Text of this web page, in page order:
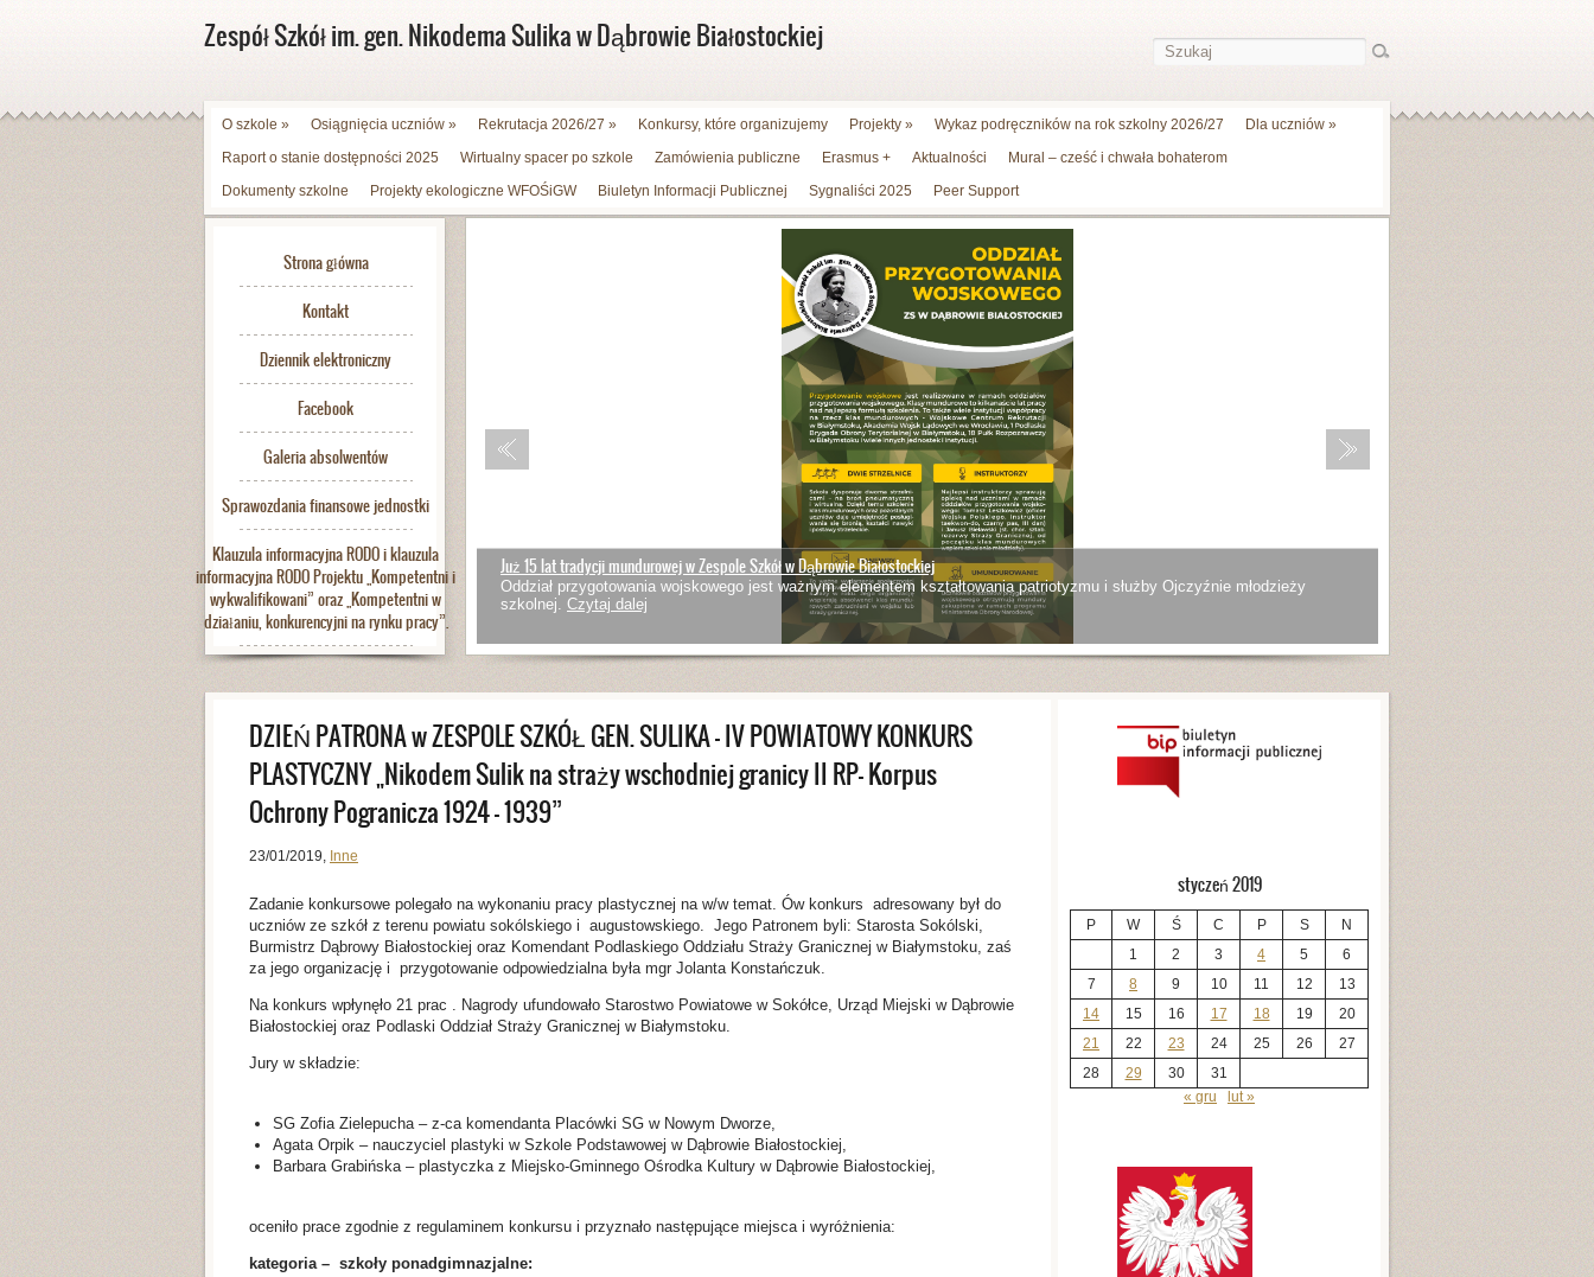
Zespół Szkół im. gen. Nikodema Sulika w Dąbrowie Białostockiej
O szkole » Osiągnięcia uczniów » Rekrutacja 2026/27 » Konkursy, które organizujemy Projekty » Wykaz podręczników na rok szkolny 2026/27 Dla uczniów »
Raport o stanie dostępności 2025
Wirtualny spacer po szkole Zamówienia publiczne Erasmus + Aktualności
Mural – cześć i chwała bohaterom
Dokumenty szkolne
Projekty ekologiczne WFOŚiGW Biuletyn Informacji Publicznej Sygnaliści 2025 Peer Support
Strona główna
Kontakt
Dziennik elektroniczny
Facebook
Galeria absolwentów
Sprawozdania finansowe jednostki
Klauzula informacyjna RODO i klauzula
informacyjna RODO Projektu „Kompetentni i
wykwalifikowani” oraz „Kompetentni w
działaniu, konkurencyjni na rynku pracy”.
Już 15 lat tradycji mundurowej w Zespole Szkół w Dąbrowie Białostockiej
Oddział przygotowania wojskowego jest ważnym elementem kształtowania patriotyzmu i służby Ojczyźnie młodzieży
szkolnej. Czytaj dalej
styczeń 2019
P W Ś C P S
N
1
2 3 4 5
6
7
8 9 10 11 12
13
14
15 16 17 18 19
20
21
22 23 24 25 26
27
28
29 30
31
« gru
lut »
DZIEŃ PATRONA w ZESPOLE SZKÓŁ GEN. SULIKA – IV POWIATOWY KONKURS
PLASTYCZNY „Nikodem Sulik na straży wschodniej granicy II RP- Korpus
Ochrony Pogranicza 1924 – 1939”
23/01/2019, Inne
Zadanie konkursowe polegało na wykonaniu pracy plastycznej na w/w temat. Ów konkurs adresowany był do
uczniów ze szkół z terenu powiatu sokólskiego i augustowskiego. Jego Patronem byli: Starosta Sokólski,
Burmistrz Dąbrowy Białostockiej oraz Komendant Podlaskiego Oddziału Straży Granicznej w Białymstoku, zaś
za jego organizację i przygotowanie odpowiedzialna była mgr Jolanta Konstańczuk.
Na konkurs wpłynęło 21 prac . Nagrody ufundowało Starostwo Powiatowe w Sokółce, Urząd Miejski w Dąbrowie
Białostockiej oraz Podlaski Oddział Straży Granicznej w Białymstoku.
Jury w składzie:
SG Zofia Zielepucha – z-ca komendanta Placówki SG w Nowym Dworze,
Agata Orpik – nauczyciel plastyki w Szkole Podstawowej w Dąbrowie Białostockiej,
Barbara Grabińska – plastyczka z Miejsko-Gminnego Ośrodka Kultury w Dąbrowie Białostockiej,
oceniło prace zgodnie z regulaminem konkursu i przyznało następujące miejsca i wyróżnienia:
kategoria – szkoły ponadgimnazjalne: